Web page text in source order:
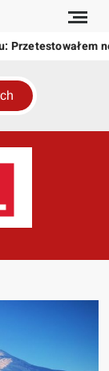
świat